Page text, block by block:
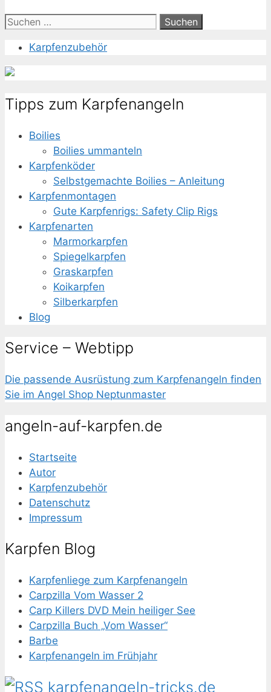
Suche
Karpfenzubehör
Tipps zum Karpfenangeln
Boilies
Boilies ummanteln
Karpfenköder
Selbstgemachte Boilies – Anleitung
Karpfenmontagen
Gute Karpfenrigs: Safety Clip Rigs
Karpfenarten
Marmorkarpfen
Spiegelkarpfen
Graskarpfen
Koikarpfen
Silberkarpfen
Blog
Service – Webtipp
Die passende Ausrüstung zum Karpfenangeln finden
Sie im Angel Shop Neptunmaster
angeln-auf-karpfen.de
Startseite
Autor
Karpfenzubehör
Datenschutz
Impressum
Karpfen Blog
Karpfenliege zum Karpfenangeln
Carpzilla Vom Wasser 2
Carp Killers DVD Mein heiliger See
Carpzilla Buch „Vom Wasser“
Barbe
Karpfenangeln im Frühjahr
karpfenangeln-tricks.de